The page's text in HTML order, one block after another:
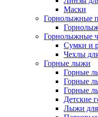
Маски
Горнолыжные
Горнолыжные
Сумки и
Чехлы
Горные лыжи
Горные
Горные
Горные
Детские
Лыжи для